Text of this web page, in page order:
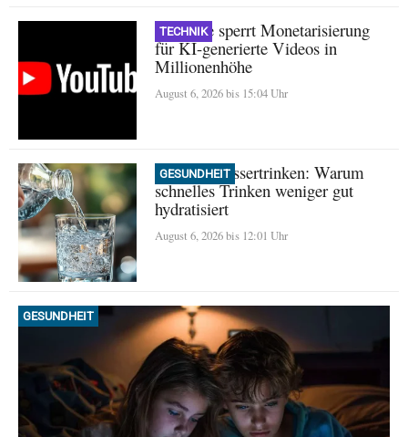
TECHNIK
YouTube sperrt Monetarisierung
für KI-generierte Videos in
Millionenhöhe
August 6, 2026 bis 15:04 Uhr
GESUNDHEIT
Mythos Wassertrinken: Warum
schnelles Trinken weniger gut
hydratisiert
August 6, 2026 bis 12:01 Uhr
GESUNDHEIT